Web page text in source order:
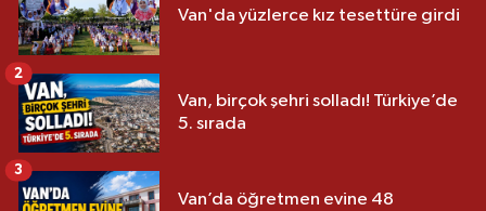
Van'da yüzlerce kız tesettüre girdi
Van, birçok şehri solladı! Türkiye’de
5. sırada
2
Van’da öğretmen evine 48
3